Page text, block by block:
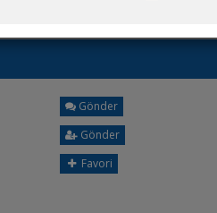
Gönder
Gönder
Favori